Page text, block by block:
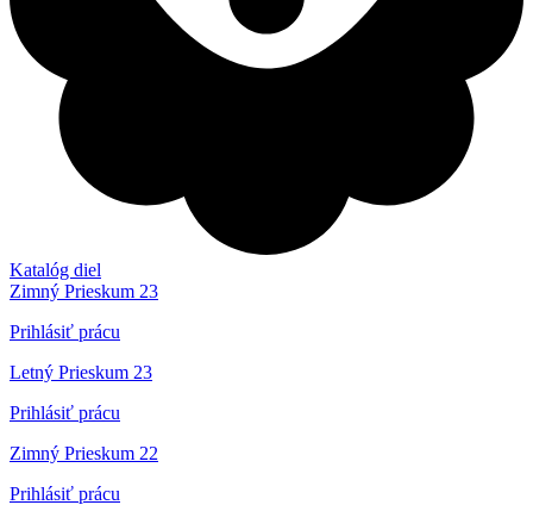
Katalóg diel
Zimný Prieskum 23
Prihlásiť prácu
Letný Prieskum 23
Prihlásiť prácu
Zimný Prieskum 22
Prihlásiť prácu